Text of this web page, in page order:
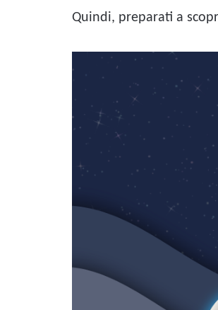
Quindi, preparati a